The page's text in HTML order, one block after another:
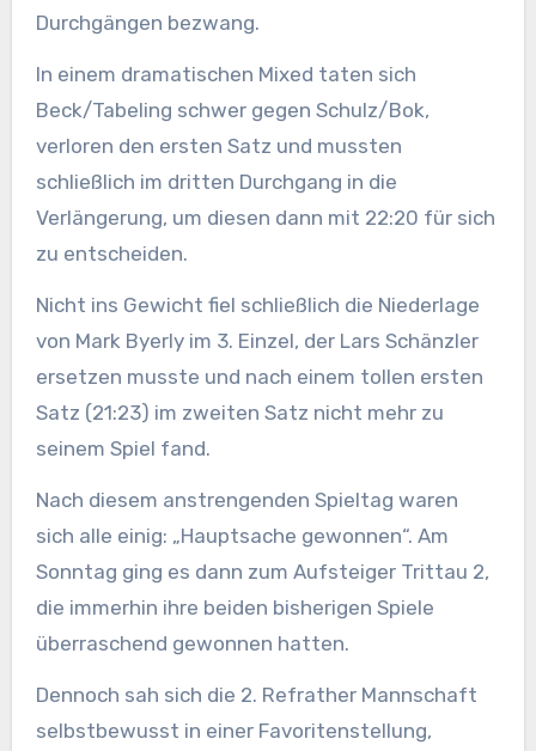
Durchgängen bezwang.
In einem dramatischen Mixed taten sich
Beck/Tabeling schwer gegen Schulz/Bok,
verloren den ersten Satz und mussten
schließlich im dritten Durchgang in die
Verlängerung, um diesen dann mit 22:20 für sich
zu entscheiden.
Nicht ins Gewicht fiel schließlich die Niederlage
von Mark Byerly im 3. Einzel, der Lars Schänzler
ersetzen musste und nach einem tollen ersten
Satz (21:23) im zweiten Satz nicht mehr zu
seinem Spiel fand.
Nach diesem anstrengenden Spieltag waren
sich alle einig: „Hauptsache gewonnen“. Am
Sonntag ging es dann zum Aufsteiger Trittau 2,
die immerhin ihre beiden bisherigen Spiele
überraschend gewonnen hatten.
Dennoch sah sich die 2. Refrather Mannschaft
selbstbewusst in einer Favoritenstellung,